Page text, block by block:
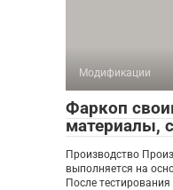
Модификации
Фаркоп
материалы,
Производство
выполняется на
После